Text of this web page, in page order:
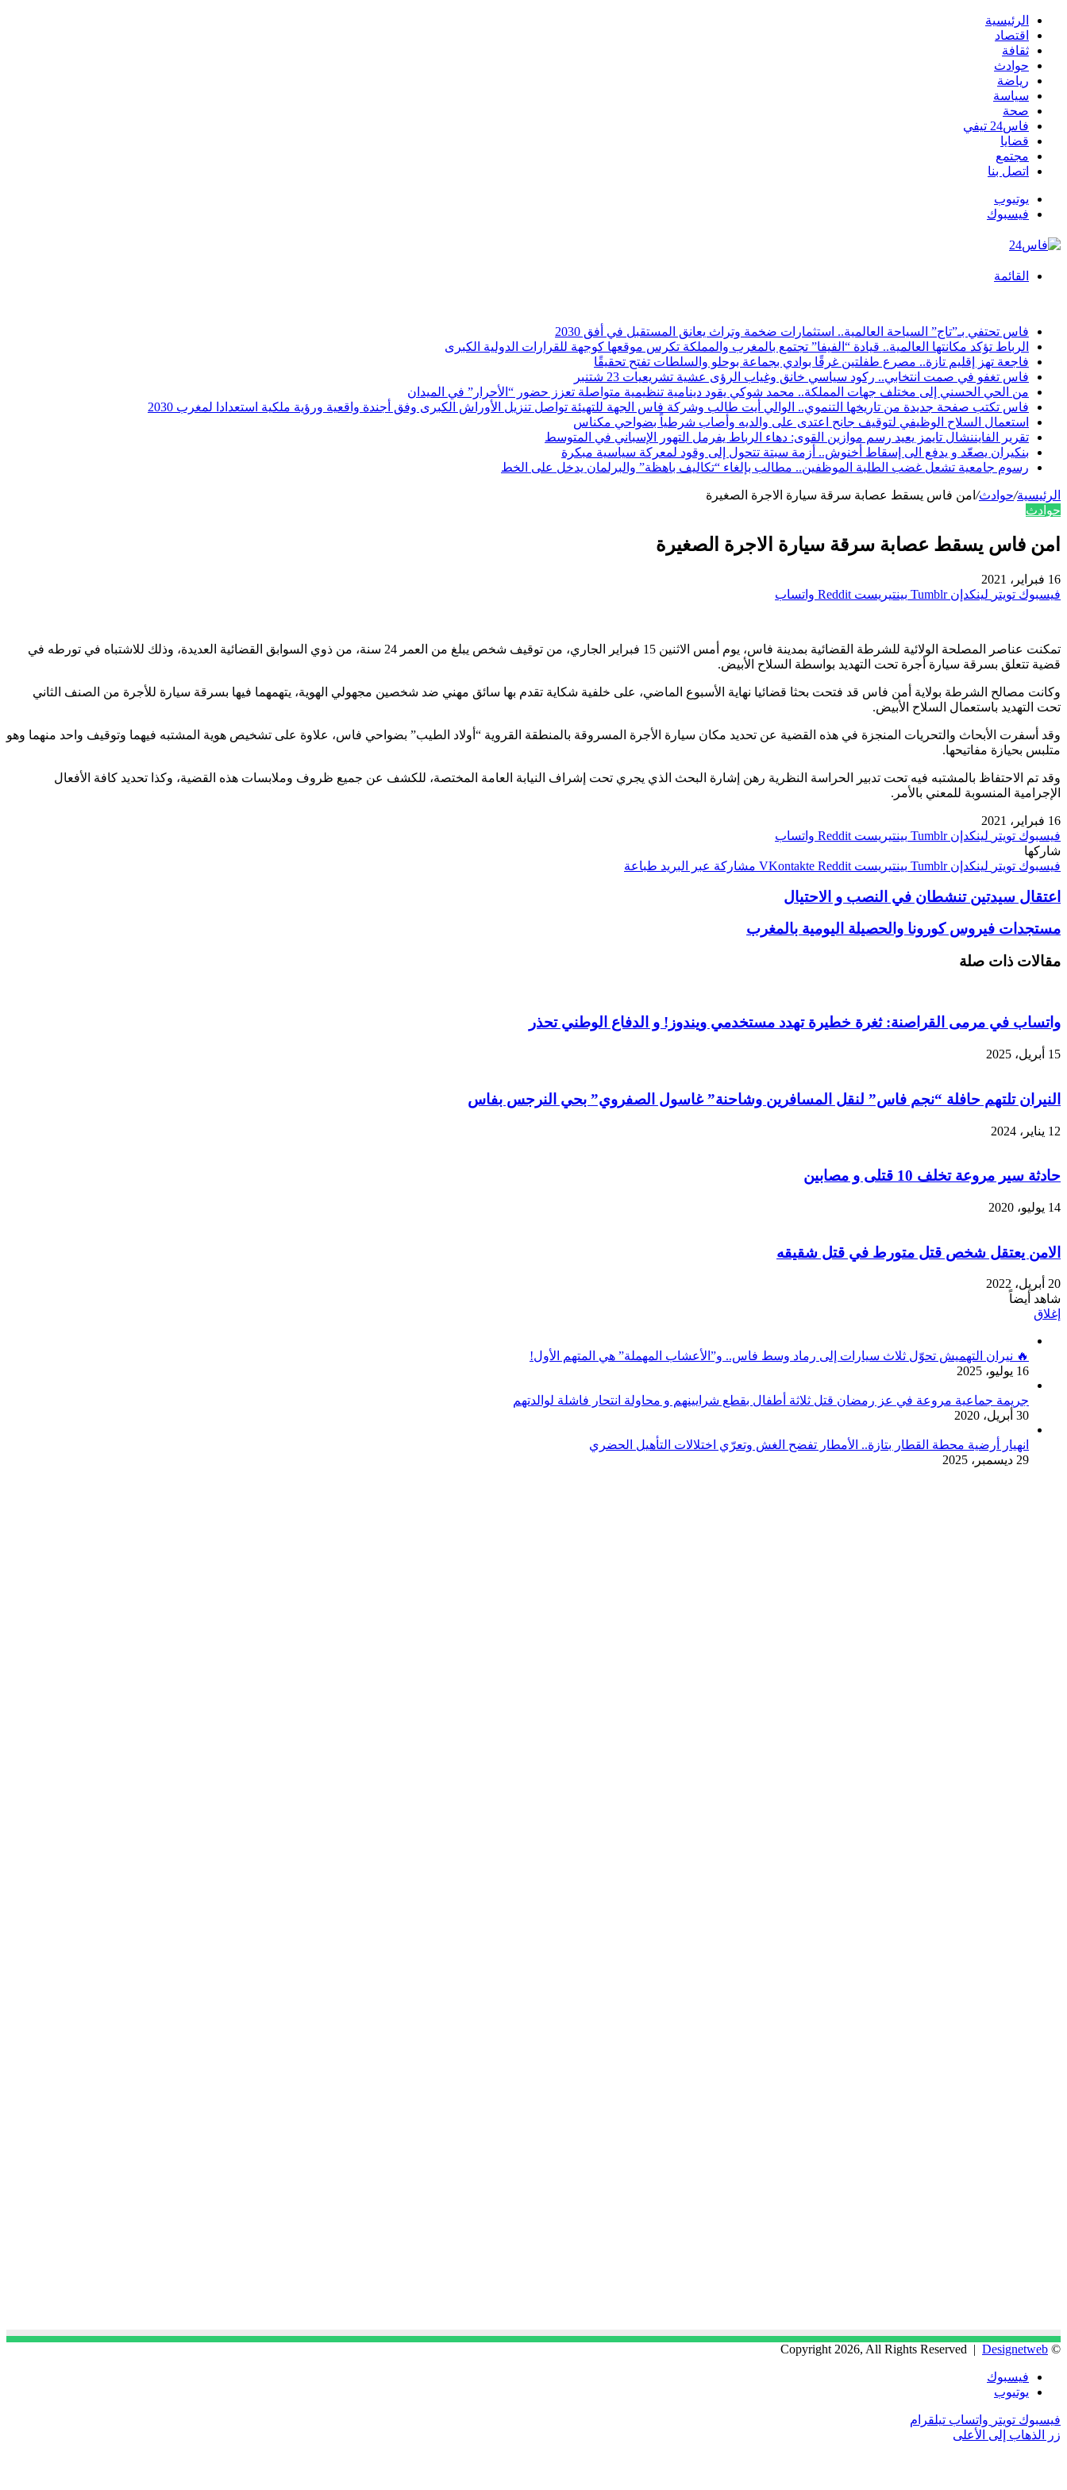
الرئيسية
اقتصاد
ثقافة
حوادث
رياضة
سياسة
صحة
فاس24 تيفي
قضايا
مجتمع
اتصل بنا
يوتيوب
فيسبوك
القائمة
فاس تحتفي بـ”تاج” السياحة العالمية.. استثمارات ضخمة وتراث يعانق المستقبل في أفق 2030
الرباط تؤكد مكانتها العالمية.. قيادة “الفيفا” تجتمع بالمغرب والمملكة تكرس موقعها كوجهة للقرارات الدولية الكبرى
فاجعة تهز إقليم تازة.. مصرع طفلتين غرقًا بوادي بجماعة بوحلو والسلطات تفتح تحقيقًا
فاس تغفو في صمت انتخابي.. ركود سياسي خانق وغياب الرؤى عشية تشريعيات 23 شتنبر
من الحي الحسني إلى مختلف جهات المملكة.. محمد شوكي يقود دينامية تنظيمية متواصلة تعزز حضور “الأحرار” في الميدان
فاس تكتب صفحة جديدة من تاريخها التنموي.. الوالي أيت طالب وشركة فاس الجهة للتهيئة تواصل تنزيل الأوراش الكبرى وفق أجندة واقعية ورؤية ملكية استعدادا لمغرب 2030
استعمال السلاح الوظيفي لتوقيف جانح اعتدى على والديه وأصاب شرطياً بضواحي مكناس
تقرير الفايننشال تايمز يعيد رسم موازين القوى: دهاء الرباط يفرمل التهور الإسباني في المتوسط
بنكيران يصعّد و يدفع الى إسقاط أخنوش.. أزمة سبتة تتحول إلى وقود لمعركة سياسية مبكرة
رسوم جامعية تشعل غضب الطلبة الموظفين.. مطالب بإلغاء “تكاليف باهظة” والبرلمان يدخل على الخط
الرئيسية/حوادث/ امن فاس يسقط عصابة سرقة سيارة الاجرة الصغيرة
حوادث
امن فاس يسقط عصابة سرقة سيارة الاجرة الصغيرة
16 فبراير، 2021
فيسبوك تويتر لينكدإن بينتيريست واتساب
تمكنت عناصر المصلحة الولائية للشرطة القضائية بمدينة فاس، يوم أمس الاثنين 15 فبراير الجاري، من توقيف شخص يبلغ من العمر 24 سنة، من ذوي السوابق القضائية العديدة، وذلك للاشتباه في تورطه في
قضية تتعلق بسرقة سيارة أجرة تحت التهديد بواسطة السلاح الأبيض.
وكانت مصالح الشرطة بولاية أمن فاس قد فتحت بحثا قضائيا نهاية الأسبوع الماضي، على خلفية شكاية تقدم بها سائق مهني ضد شخصين مجهولي الهوية، يتهمهما فيها بسرقة سيارة للأجرة من الصنف الثاني
تحت التهديد باستعمال السلاح الأبيض.
وقد أسفرت الأبحاث والتحريات المنجزة في هذه القضية عن تحديد مكان سيارة الأجرة المسروقة بالمنطقة القروية “أولاد الطيب” بضواحي فاس، علاوة على تشخيص هوية المشتبه فيهما وتوقيف واحد منهما وهو
متلبس بحيازة مفاتيحها.
وقد تم الاحتفاظ بالمشتبه فيه تحت تدبير الحراسة النظرية رهن إشارة البحث الذي يجري تحت إشراف النيابة العامة المختصة، للكشف عن جميع ظروف وملابسات هذه القضية، وكذا تحديد كافة الأفعال
الإجرامية المنسوبة للمعني بالأمر.
16 فبراير، 2021
فيسبوك تويتر لينكدإن بينتيريست
واتساب
شاركها
فيسبوك تويتر لينكدإن بينتيريست مشاركة عبر البريد طباعة
اعتقال سيدتين تنشطان في النصب و الاحتيال
مستجدات فيروس كورونا والحصيلة اليومية بالمغرب
مقالات ذات صلة
واتساب في مرمى القراصنة: ثغرة خطيرة تهدد مستخدمي ويندوز! و الدفاع الوطني تحذر
15 أبريل، 2025
النيران تلتهم حافلة “نجم فاس” لنقل المسافرين وشاحنة” غاسول الصفروي” بحي النرجس بفاس
12 يناير، 2024
حادثة سير مروعة تخلف 10 قتلى و مصابين
14 يوليو، 2020
الامن يعتقل شخص قتل متورط في قتل شقيقه
20 أبريل، 2022
شاهد أيضاً
إغلاق
🔥 نيران التهميش تحوّل ثلاث سيارات إلى رماد وسط فاس.. و”الأعشاب المهملة” هي المتهم الأول!
16 يوليو، 2025
جريمة جماعية مروعة في عز رمضان قتل ثلاثة أطفال بقطع شرايينهم و محاولة انتحار فاشلة لوالدتهم
30 أبريل، 2020
انهيار أرضية محطة القطار بتازة.. الأمطار تفضح الغش وتعرّي اختلالات التأهيل الحضري
29 ديسمبر، 2025
© Copyright 2026, All Rights Reserved |
Designetweb
فيسبوك
يوتيوب
فيسبوك تويتر واتساب تيلقرام
زر الذهاب إلى الأعلى